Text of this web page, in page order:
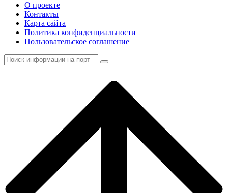
О проекте
Контакты
Карта сайта
Политика конфиденциальности
Пользовательское соглашение